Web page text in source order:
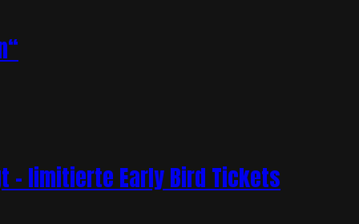
– limitierte Early Bird Tickets